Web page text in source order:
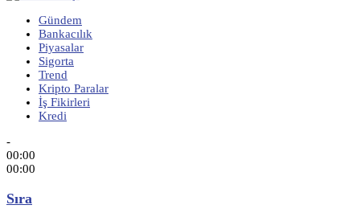
Gündem
Bankacılık
Piyasalar
Sigorta
Trend
Kripto Paralar
İş Fikirleri
Kredi
-
00:00
00:00
Sıra